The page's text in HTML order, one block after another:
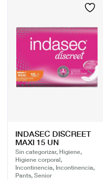
INDASEC DISCREET
MAXI 15 UN
Sin categorizar, Higiene,
Higiene corporal,
Incontinencia, Incontinencia,
Pants, Senior